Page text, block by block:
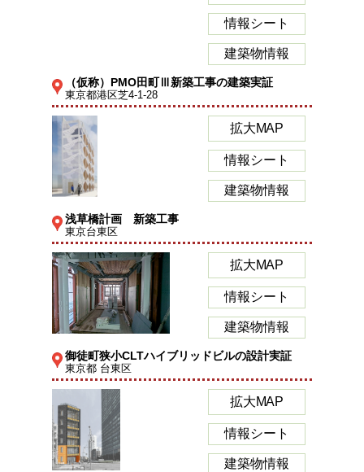
情報シート
建築物情報
（仮称）PMO田町Ⅲ新築工事の建築実証
東京都港区芝4-1-28
拡大MAP
情報シート
建築物情報
浅草橋計画 新築工事
東京台東区
拡大MAP
情報シート
建築物情報
御徒町狭小CLTハイブリッドビルの設計実証
東京都 台東区
拡大MAP
情報シート
建築物情報